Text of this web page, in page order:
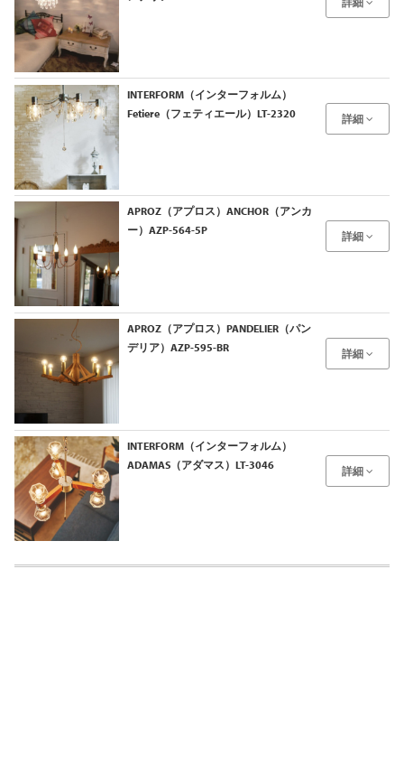
INTERFORM（インターフォルム）
Fetiere（フェティエール）LT-2320
詳細
APROZ（アプロス）ANCHOR（アンカ
ー）AZP-564-5P
詳細
APROZ（アプロス）PANDELIER（パン
デリア）AZP-595-BR
詳細
INTERFORM（インターフォルム）
ADAMAS（アダマス）LT-3046
詳細